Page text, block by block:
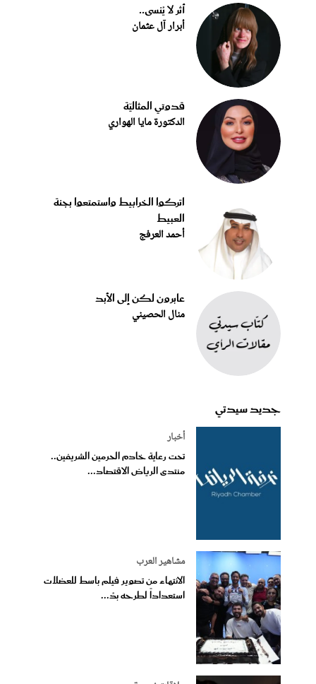
أثر لا يُنسى..
أبرار آل عثمان
قدوتي المثاليّة
الدكتورة مايا الهواري
اتركوا الخرابيط واستمتعوا بجنة
العبيط
أحمد العرفج
عابرون لكن إلى الأبد
منال الحصيني
جديد سيدتي
أخبار
تحت رعاية خادم الحرمين الشريفين..
منتدى الرياض الاقتصاد...
مشاهير العرب
الانتهاء من تصوير فيلم باسط للعضلات
استعداداً لطرحه بدُ...